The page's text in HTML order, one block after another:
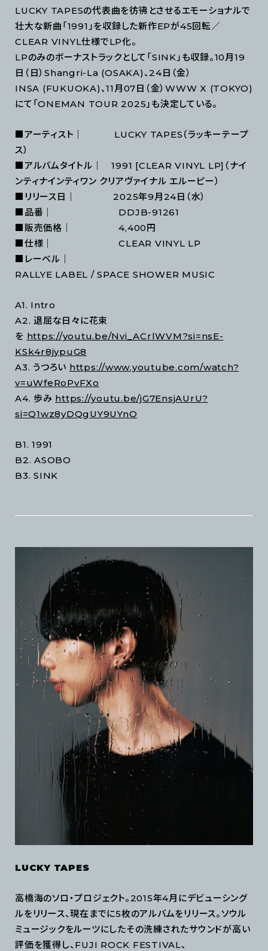
LUCKY TAPESの代表曲を彷彿とさせるエモーショナルで
壮大な新曲「1991」を収録した新作EPが45回転／
CLEAR VINYL仕様でLP化。
LPのみのボーナストラックとして「SINK」も収録。10月19
日（日）Shangri-La (OSAKA)、24日（金）
INSA (FUKUOKA)、11月07日（金）WWW X (TOKYO)
にて「ONEMAN TOUR 2025」も決定している。
■アーティスト｜ LUCKY TAPES（ラッキーテープ
ス）
■アルバムタイトル｜ 1991 [CLEAR VINYL LP]（ナイ
ンティナインティワン クリアヴァイナル エルーピー）
■リリース日｜ 2025年9月24日（水）
■品番｜ DDJB-91261
■販売価格｜ 4,400円
■仕様｜ CLEAR VINYL LP
■レーベル｜
RALLYE LABEL / SPACE SHOWER MUSIC
A1. Intro
A2. 退屈な日々に花束
を https://youtu.be/Nvi_ACrlWVM?si=nsE-
KSk4r8jypuG8
A3. うつろい https://www.youtube.com/watch?
v=uWfeRoPvFXo
A4. 歩み https://youtu.be/jG7EnsjAUrU?
si=Q1wz8yDQgUY9UYnO
B1. 1991
B2. ASOBO
B3. SINK
LUCKY TAPES
高橋海のソロ・プロジェクト。2015年4月にデビューシング
ルをリリース、現在までに5枚のアルバムをリリース。ソウル
ミュージックをルーツにしたその洗練されたサウンドが高い
評価を獲得し、FUJI ROCK FESTIVAL、